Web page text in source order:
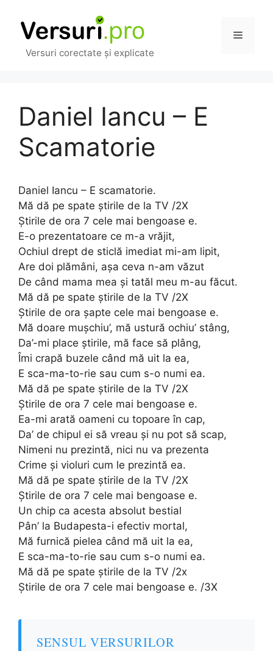
conținut
Versuri corectate și explicate
Meniu
Daniel Iancu – E
Scamatorie
Daniel Iancu – E scamatorie.
Mă dă pe spate știrile de la TV /2X
Știrile de ora 7 cele mai bengoase e.
E-o prezentatoare ce m-a vrăjit,
Ochiul drept de sticlă imediat mi-am lipit,
Are doi plămâni, așa ceva n-am văzut
De când mama mea și tatăl meu m-au făcut.
Mă dă pe spate știrile de la TV /2X
Știrile de ora șapte cele mai bengoase e.
Mă doare mușchiu’, mă ustură ochiu’ stâng,
Da’-mi place știrile, mă face să plâng,
Îmi crapă buzele când mă uit la ea,
E sca-ma-to-rie sau cum s-o numi ea.
Mă dă pe spate știrile de la TV /2X
Știrile de ora 7 cele mai bengoase e.
Ea-mi arată oameni cu topoare în cap,
Da’ de chipul ei să vreau și nu pot să scap,
Nimeni nu prezintă, nici nu va prezenta
Crime și violuri cum le prezintă ea.
Mă dă pe spate știrile de la TV /2X
Știrile de ora 7 cele mai bengoase e.
Un chip ca acesta absolut bestial
Pân’ la Budapesta-i efectiv mortal,
Mă furnică pielea când mă uit la ea,
E sca-ma-to-rie sau cum s-o numi ea.
Mă dă pe spate știrile de la TV /2x
Știrile de ora 7 cele mai bengoase e. /3X
SENSUL VERSURILOR